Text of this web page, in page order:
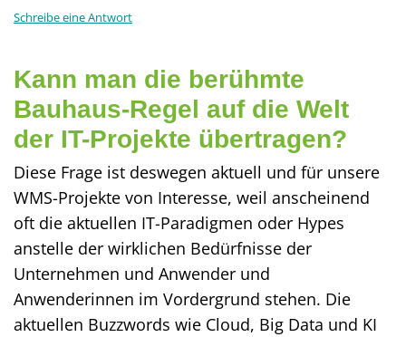
Schreibe eine Antwort
Kann man die berühmte
Bauhaus-Regel auf die Welt
der IT-Projekte übertragen?
Diese Frage ist deswegen aktuell und für unsere
WMS-Projekte von Interesse, weil anscheinend
oft die aktuellen IT-Paradigmen oder Hypes
anstelle der wirklichen Bedürfnisse der
Unternehmen und Anwender und
Anwenderinnen im Vordergrund stehen. Die
aktuellen Buzzwords wie Cloud, Big Data und KI